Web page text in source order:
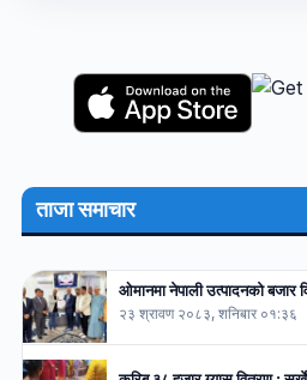
ताजा समाचार
ओमानमा नेपाली उत्पादनको बजार
२३ श्रावण २०८३, शनिबार ०१:३६